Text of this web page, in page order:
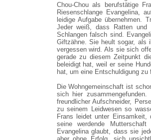
Chou-Chou als berufstätige
Riesenschlange Evangelina,
leidige Aufgabe übernehmen.
Jeder weiß, dass Ratten und
Schlangen falsch sind.
Giftzähne. Sie heult sogar, als
vergessen wird. Als sie sich
gerade zu diesem Zeitpunkt
beleidigt hat, weil er seine
hat, um eine Entschuldigung
Die Wohngemeinschaft ist
sich hier
freundlicher Aufschneider,
zu seinem Leidwesen so
Frans leidet unter
seine werdende
Evangelina glaubt, dass sie